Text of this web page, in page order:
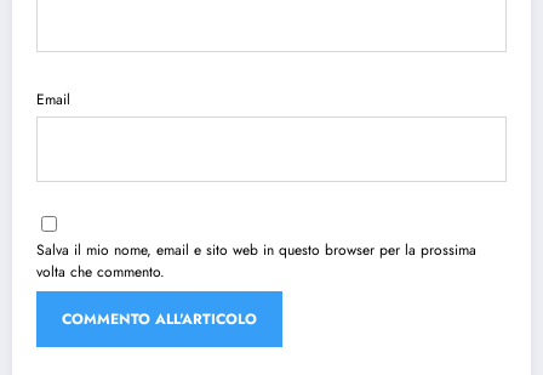
Email
Salva il mio nome, email e sito web in questo browser per la prossima
volta che commento.